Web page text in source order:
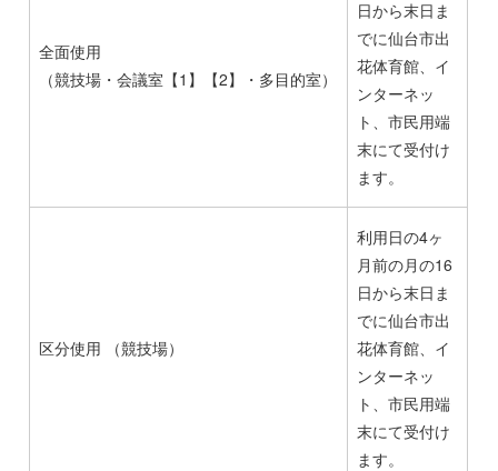
全面使用
（競技場・会議室【1】【2】・多目的室）
日から末日ま
でに仙台市出
花体育館、イ
ンターネッ
ト、市民用端
末にて受付け
ます。
区分使用 （競技場）
利用日の4ヶ
月前の月の16
日から末日ま
でに仙台市出
花体育館、イ
ンターネッ
ト、市民用端
末にて受付け
ます。